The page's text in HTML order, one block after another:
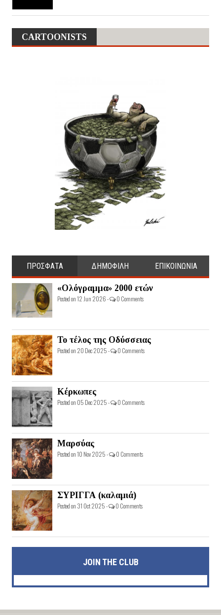
CARTOONISTS
ΠΡΟΣΦΑΤΑ ΔΗΜΟΦΙΛΗ ΕΠΙΚΟΙΝΩΝΙΑ
«Ολόγραμμα» 2000 ετών
Posted on 12 Jun 2026 - 0 Comments
Το τέλος της Οδύσσειας
Posted on 20 Dec 2025 - 0 Comments
Κέρκωπες
Posted on 05 Dec 2025 - 0 Comments
Μαρσύας
Posted on 10 Nov 2025 - 0 Comments
ΣΥΡΙΓΓΑ (καλαμιά)
Posted on 31 Oct 2025 - 0 Comments
JOIN THE CLUB